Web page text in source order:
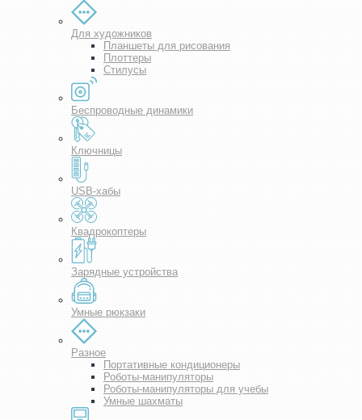
Для художников
Планшеты для рисования
Плоттеры
Стилусы
Беспроводные динамики
Ключницы
USB-хабы
Квадрокоптеры
Зарядные устройства
Умные рюкзаки
Разное
Портативные кондиционеры
Роботы-манипуляторы
Роботы-манипуляторы для учебы
Умные шахматы